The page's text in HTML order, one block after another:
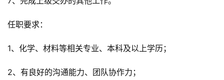
任职要求：
1、化学、材料等相关专业、本科及以上学历；
2、有良好的沟通能力、团队协作力；